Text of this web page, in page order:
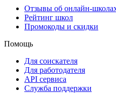
Отзывы об онлайн-
Рейтинг школ
Промокоды и скидки
Помощь
Для соискателя
Для работодателя
API сервиса
Служба поддержки